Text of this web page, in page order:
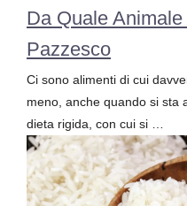
Da Quale
Pazzesco
Ci sono alimenti di cui
meno, anche quando si sta
dieta rigida, con cui si …